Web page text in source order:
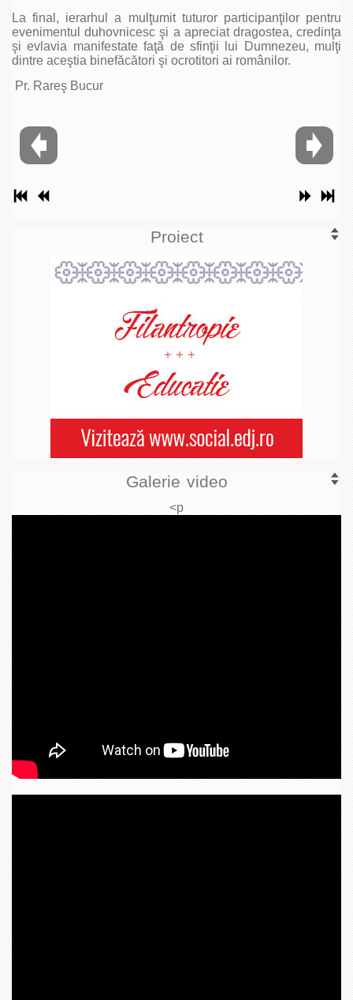
La final, ierarhul a mulţumit tuturor participanţilor pentru
evenimentul duhovnicesc şi a apreciat dragostea, credinţa
şi evlavia manifestate faţă de sfinţii lui Dumnezeu, mulţi
dintre aceştia binefăcători şi ocrotitori ai românilor.
Pr. Rareş Bucur
Proiect
Galerie video
<p